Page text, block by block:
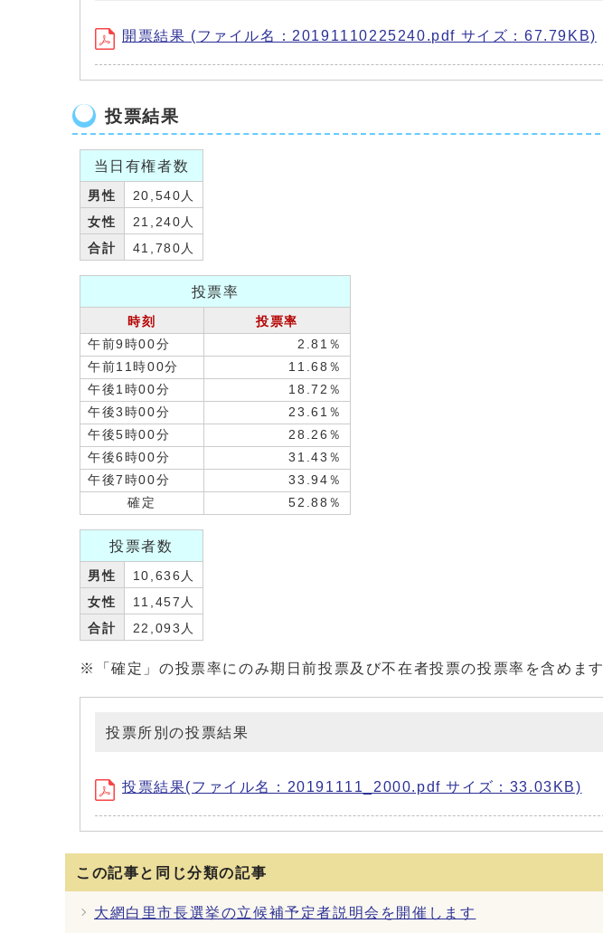
開票結果 (ファイル名：20191110225240.pdf サイズ：67.79KB)
投票結果
当日有権者数
男性
20,540人
女性
21,240人
合計
41,780人
投票率
時刻
投票率
午前9時00分
2.81％
午前11時00分
11.68％
午後1時00分
18.72％
午後3時00分
23.61％
午後5時00分
28.26％
午後6時00分
31.43％
午後7時00分
33.94％
確定
52.88％
投票者数
男性
10,636人
女性
11,457人
合計
22,093人
※「確定」の投票率にのみ期日前投票及び不在者投票の投票率を含めます
投票所別の投票結果
投票結果(ファイル名：20191111_2000.pdf サイズ：33.03KB)
この記事と同じ分類の記事
大網白里市長選挙の立候補予定者説明会を開催します